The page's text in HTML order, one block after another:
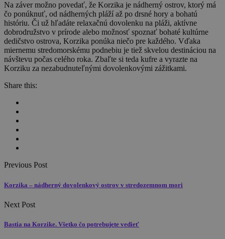
Na záver možno povedať, že Korzika je nádherný ostrov, ktorý má
čo ponúknuť, od nádherných pláží až po drsné hory a bohatú
históriu. Či už hľadáte relaxačnú dovolenku na pláži, aktívne
dobrodružstvo v prírode alebo možnosť spoznať bohaté kultúrne
dedičstvo ostrova, Korzika ponúka niečo pre každého. Vďaka
miernemu stredomorskému podnebiu je tiež skvelou destináciou na
návštevu počas celého roka. Zbaľte si teda kufre a vyrazte na
Korziku za nezabudnuteľnými dovolenkovými zážitkami.
Share this:
Previous Post
Korzika – nádherný dovolenkový ostrov v stredozemnom mori
Next Post
Bastia na Korzike. Všetko čo potrebujete vedieť